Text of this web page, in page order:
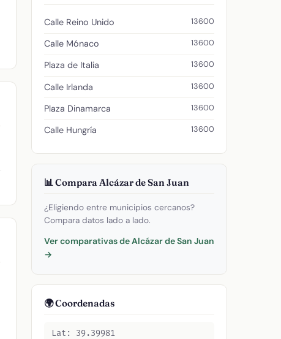
Calle Reino Unido 13600
Calle Mónaco 13600
Plaza de Italia 13600
Calle Irlanda 13600
Plaza Dinamarca 13600
Calle Hungría 13600
📊 Compara Alcázar de San Juan
¿Eligiendo entre municipios cercanos?
Compara datos lado a lado.
Ver comparativas de Alcázar de San Juan
→
🌍 Coordenadas
Lat: 39.39981